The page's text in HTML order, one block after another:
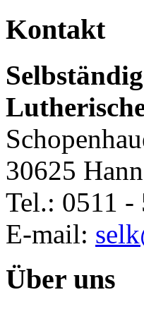
Kontakt
30625
Tel.: 0511 -
E-mail:
Über uns